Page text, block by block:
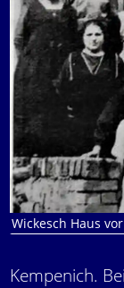
Wickesch Haus
Kempenich.